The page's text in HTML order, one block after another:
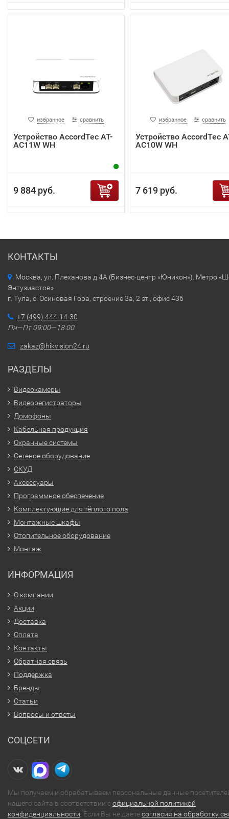
избранное сравнить
Устройство AccordTec AT-
AC11W WH
9 884 руб.
избранное сравнить
Устройство AccordTec
AC10W WH
7 619 руб.
КОНТАКТЫ
Москва, ул. Плеханова д.4А (Бизнес-центр «Юникон»). Метро
Энтузиастов»
г. Тула, с. Осиновая Гора, строение 3а, 2 эт., офис 436
+7 (499) 444-14-30
Пн—Пт 09:00—18:00
zakaz@hikvision24.ru
РАЗДЕЛЫ
Видеокамеры
Видеорегистраторы
Домофоны
Кабельная продукция
Охранные системы
Сетевое оборудование
СКУД
Аксессуары
Программное обеспечение
Комплектующие для тёплого пола
Монтажные шкафы
Отопительное оборудование
Монтаж
ИНФОРМАЦИЯ
О компании
Акции
Доставка
Оплата
Контакты
Обратная связь
Поддержка
Бренды
Статьи
Вопросы и ответы
СОЦСЕТИ
Мы получаем и обрабатываем персональные данные
нашего сайта в соответствии софициальной политикой
конфиденциальности. Если Вы не даетесогласия на обработку